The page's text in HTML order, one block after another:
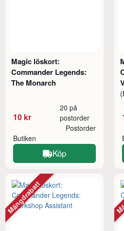
Magic löskort:
Commander Legends:
The Monarch
10 kr
20 på
postorder
Butiken
Postorder
Köp
Mängdrabatt